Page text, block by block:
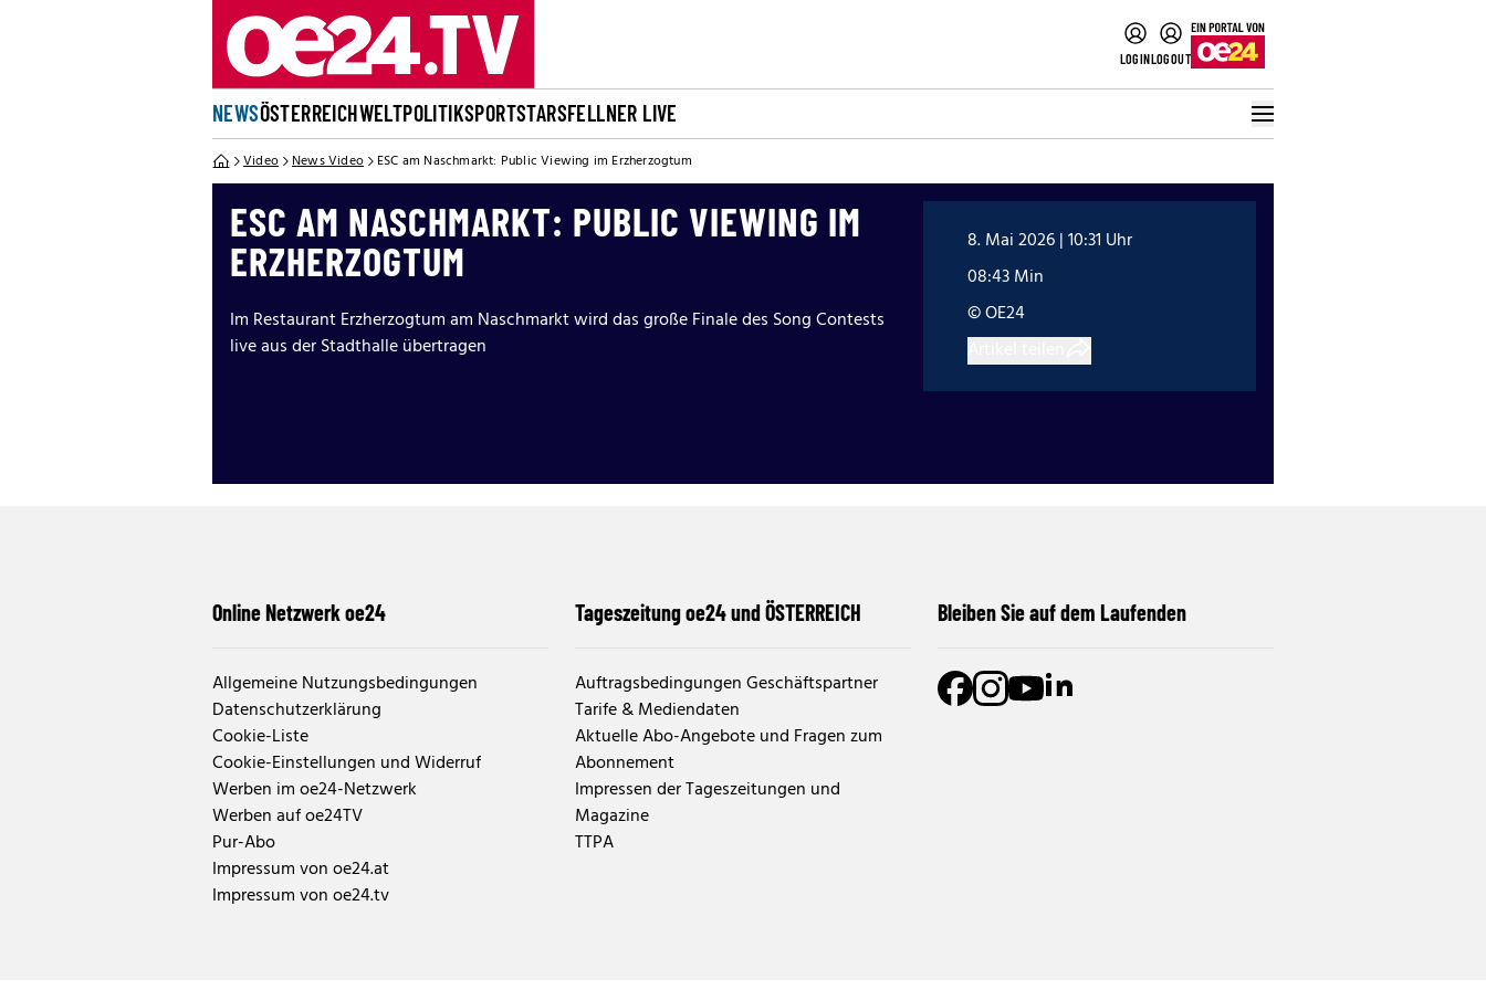
LOGINLOGOUT
NEWSÖSTERREICHWELTPOLITIKSPORTSTARSFELLNER LIVE
Video News Video ESC am Naschmarkt: Public Viewing im Erzherzogtum
ESC AM NASCHMARKT: PUBLIC VIEWING IM
ERZHERZOGTUM
Im Restaurant Erzherzogtum am Naschmarkt wird das große Finale des Song Contests
live aus der Stadthalle übertragen
8. Mai 2026 | 10:31 Uhr
08:43 Min
© OE24
Online Netzwerk oe24
Allgemeine Nutzungsbedingungen
Datenschutzerklärung
Cookie-Liste
Cookie-Einstellungen und Widerruf
Werben im oe24-Netzwerk
Werben auf oe24TV
Pur-Abo
Impressum von oe24.at
Impressum von oe24.tv
Tageszeitung oe24 und ÖSTERREICH
Auftragsbedingungen Geschäftspartner
Tarife & Mediendaten
Aktuelle Abo-Angebote und Fragen zum
Abonnement
Impressen der Tageszeitungen und
Magazine
TTPA
Bleiben Sie auf dem Laufenden